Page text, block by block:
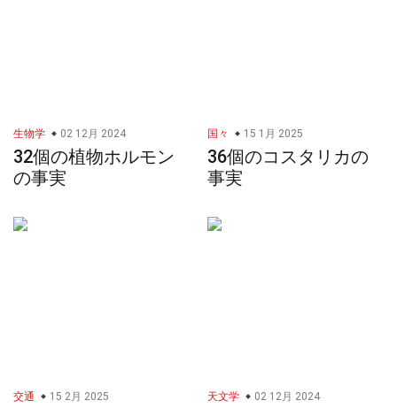
生物学 02 12月 2024
32個の植物ホルモン
の事実
国々 15 1月 2025
36個のコスタリカの
事実
交通 15 2月 2025 天文学 02 12月 2024